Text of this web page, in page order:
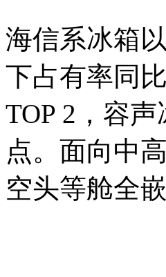
海信系冰箱
下占有率同
TOP 2，容
点。面向中
空头等舱全